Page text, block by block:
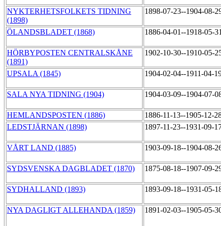
NYKTERHETSFOLKETS TIDNING
(1898)
1898-07-23--1904-08-
ÖLANDSBLADET (1868) 1886-04-01--1918-05-
HÖRBYPOSTEN CENTRALSKÅNE
(1891)
1902-10-30--1910-05-
UPSALA (1845) 1904-02-04--1911-04-
SALA NYA TIDNING (1904) 1904-03-09--1904-07-
HEMLANDSPOSTEN (1886)
1886-11-13--1905-12-
LEDSTJÄRNAN (1898)
1897-11-23--1931-09-
VÅRT LAND (1885) 1903-09-18--1904-08-
SYDSVENSKA DAGBLADET (1870) 1875-08-18--1907-09-
SYDHALLAND (1893) 1893-09-18--1931-05-
NYA DAGLIGT ALLEHANDA (1859) 1891-02-03--1905-05-